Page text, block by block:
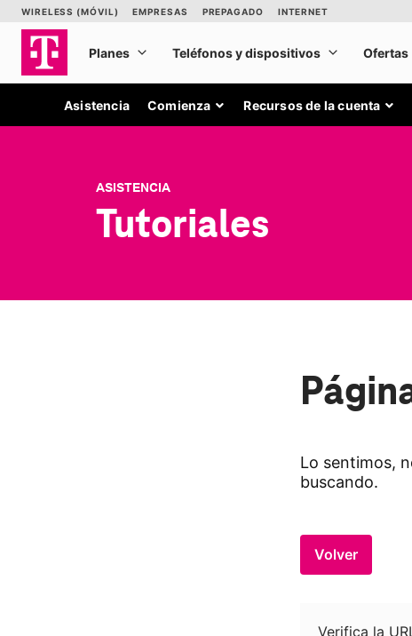
Asistencia Comienza Recursos de la cuenta
ASISTENCIA
Tutoriales